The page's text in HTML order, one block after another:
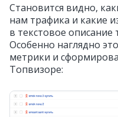
Становится видно,
нам трафика и какие
в текстовое описание
Особенно наглядно
метрики и
Топвизоре: